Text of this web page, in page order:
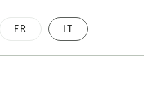
FR